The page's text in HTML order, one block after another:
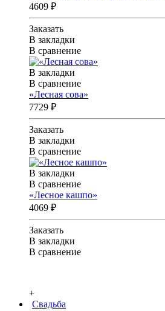
4609 ₽
Заказать
В закладки
В сравнение
В закладки
В сравнение
«Лесная сова»
7729 ₽
Заказать
В закладки
В сравнение
В закладки
В сравнение
«Лесное кашпо»
4069 ₽
Заказать
В закладки
В сравнение
+
Свадьба